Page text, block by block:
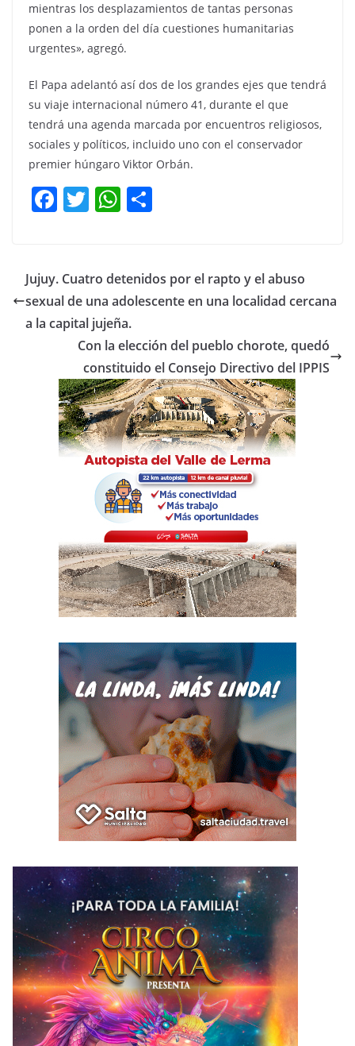
mientras los desplazamientos de tantas personas
ponen a la orden del día cuestiones humanitarias
urgentes», agregó.
El Papa adelantó así dos de los grandes ejes que tendrá
su viaje internacional número 41, durante el que
tendrá una agenda marcada por encuentros religiosos,
sociales y políticos, incluido uno con el conservador
premier húngaro Viktor Orbán.
F
e
b
o
k
T
er
W
s
A
p
p
p
ar
Jujuy. Cuatro detenidos por el rapto y el abuso
sexual de una adolescente en una localidad cercana
a la capital jujeña.
Con la elección del pueblo chorote, quedó
constituido el Consejo Directivo del IPPIS